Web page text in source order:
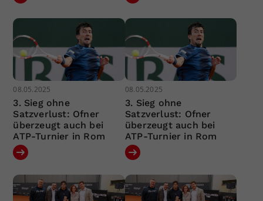
08.05.2025
3. Sieg ohne
Satzverlust: Ofner
überzeugt auch bei
ATP-Turnier in Rom
08.05.2025
3. Sieg ohne
Satzverlust: Ofner
überzeugt auch bei
ATP-Turnier in Rom